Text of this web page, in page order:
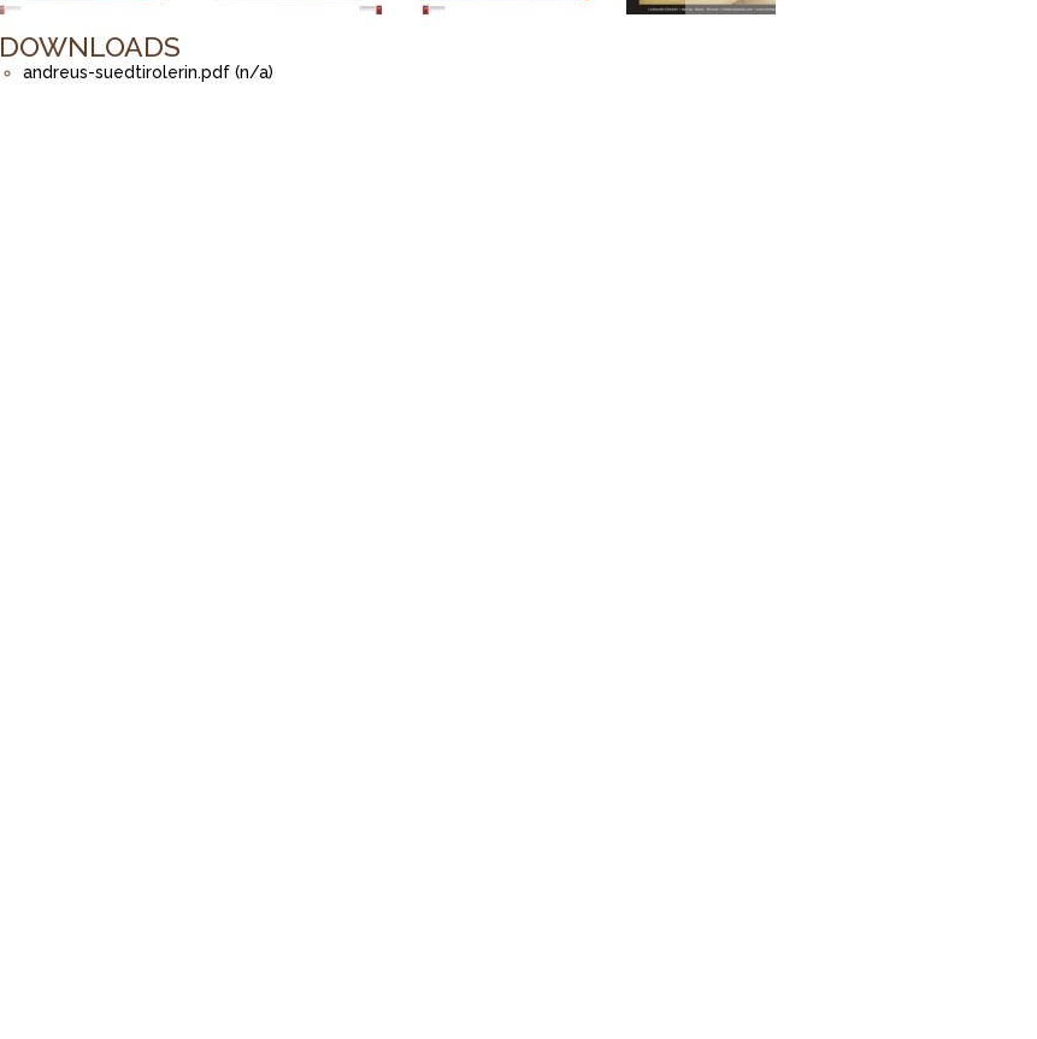
DOWNLOADS
andreus-suedtirolerin.pdf (n/a)